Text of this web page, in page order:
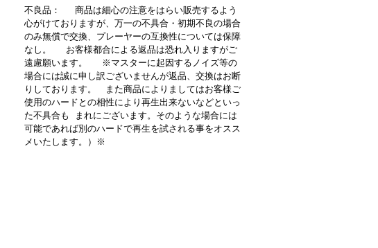
不良品： 商品は細心の注意をはらい販売するよう
心がけておりますが、万一の不具合・初期不良の場合
のみ無償で交換、プレーヤーの互換性については保障
なし。 お客様都合による返品は恐れ入りますがご
遠慮願います。 ※マスターに起因するノイズ等の
場合には誠に申し訳ございませんが返品、交換はお断
りしております。 また商品によりましてはお客様ご
使用のハードとの相性により再生出来ないなどといっ
た不具合も まれにございます。そのような場合には
可能であれば別のハードで再生を試される事をオスス
メいたします。）※